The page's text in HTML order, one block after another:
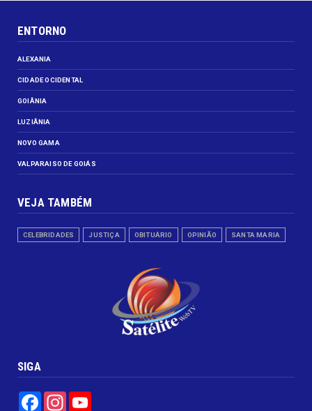
ENTORNO
ALEXANIA
CIDADE OCIDENTAL
GOIÂNIA
LUZIÂNIA
NOVO GAMA
VALPARAISO DE GOIÁS
VEJA TAMBÉM
CELEBRIDADES JUSTIÇA OBITUÁRIO OPINIÃO SANTA MARIA
SIGA
FacebookInstagram